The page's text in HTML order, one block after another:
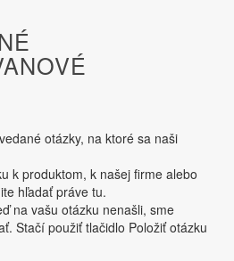
otázky, na ktoré sa naši
k produktom, k našej firme alebo
hľadať práve tu.
na vašu otázku nenašli, sme
Stačí použiť tlačidlo Položiť otázku